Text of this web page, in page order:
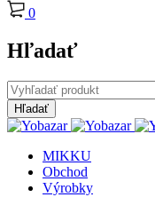
0
Hľadať
MIKKU
Obchod
Výrobky